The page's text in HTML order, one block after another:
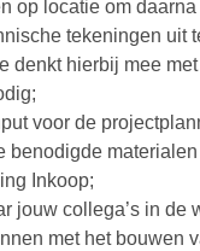
op locatie om
tekeningen uit
denkt hierbij mee
voor de
benodigde
Inkoop;
jouw collega’s in de
met het bouwen